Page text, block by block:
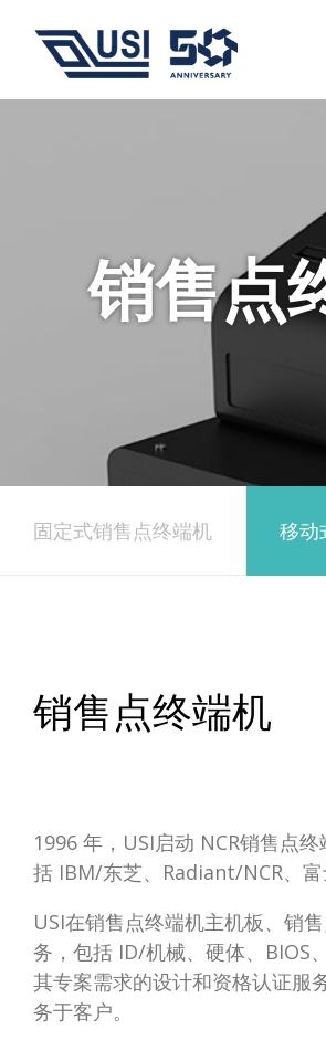
销售点
固定式销售点终端机 移动
销售点终端机
1996 年，USI启动 NCR销售点
括 IBM/东芝、Radiant/NCR、富
USI在销售点终端机主机板、销
务，包括 ID/机械、硬体、BIOS
其专案需求的设计和资格认证服
务于客户。